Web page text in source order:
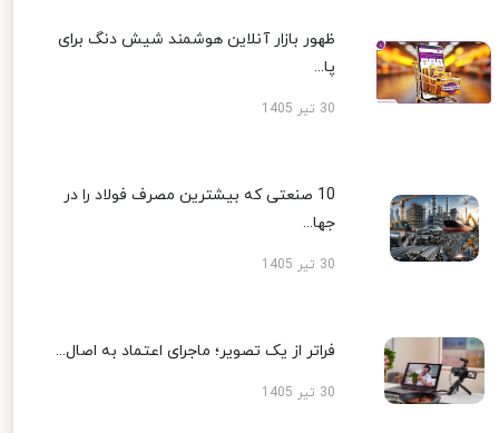
ظهور بازار آنلاین هوشمند شیش دنگ برای
پا...
30 تیر 1405
10 صنعتی که بیشترین مصرف فولاد را در
جها...
30 تیر 1405
فراتر از یک تصویر؛ ماجرای اعتماد به اصال...
30 تیر 1405